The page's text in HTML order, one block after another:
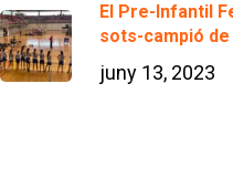
El Pre-Infantil
sots-campió de
juny 13, 2023